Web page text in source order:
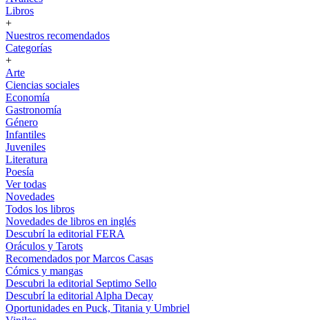
Libros
+
Nuestros recomendados
Categorías
+
Arte
Ciencias sociales
Economía
Gastronomía
Género
Infantiles
Juveniles
Literatura
Poesía
Ver todas
Novedades
Todos los libros
Novedades de libros en inglés
Descubrí la editorial FERA
Oráculos y Tarots
Recomendados por Marcos Casas
Cómics y mangas
Descubri la editorial Septimo Sello
Descubrí la editorial Alpha Decay
Oportunidades en Puck, Titania y Umbriel